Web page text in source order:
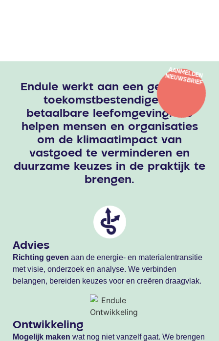
Endule werkt aan een gezonde,
toekomstbestendige en
betaalbare leefomgeving. We
helpen mensen en organisaties
om de klimaatimpact van
vastgoed te verminderen en
duurzame keuzes in de praktijk te
brengen.
Advies
Richting geven aan de energie- en materialentransitie
met visie, onderzoek en analyse. We verbinden
belangen, bereiden keuzes voor en creëren draagvlak.
Ontwikkeling
Mogelijk maken wat nog niet vanzelf gaat. We brengen
AANMELDEN
NIEUWSBRIEF